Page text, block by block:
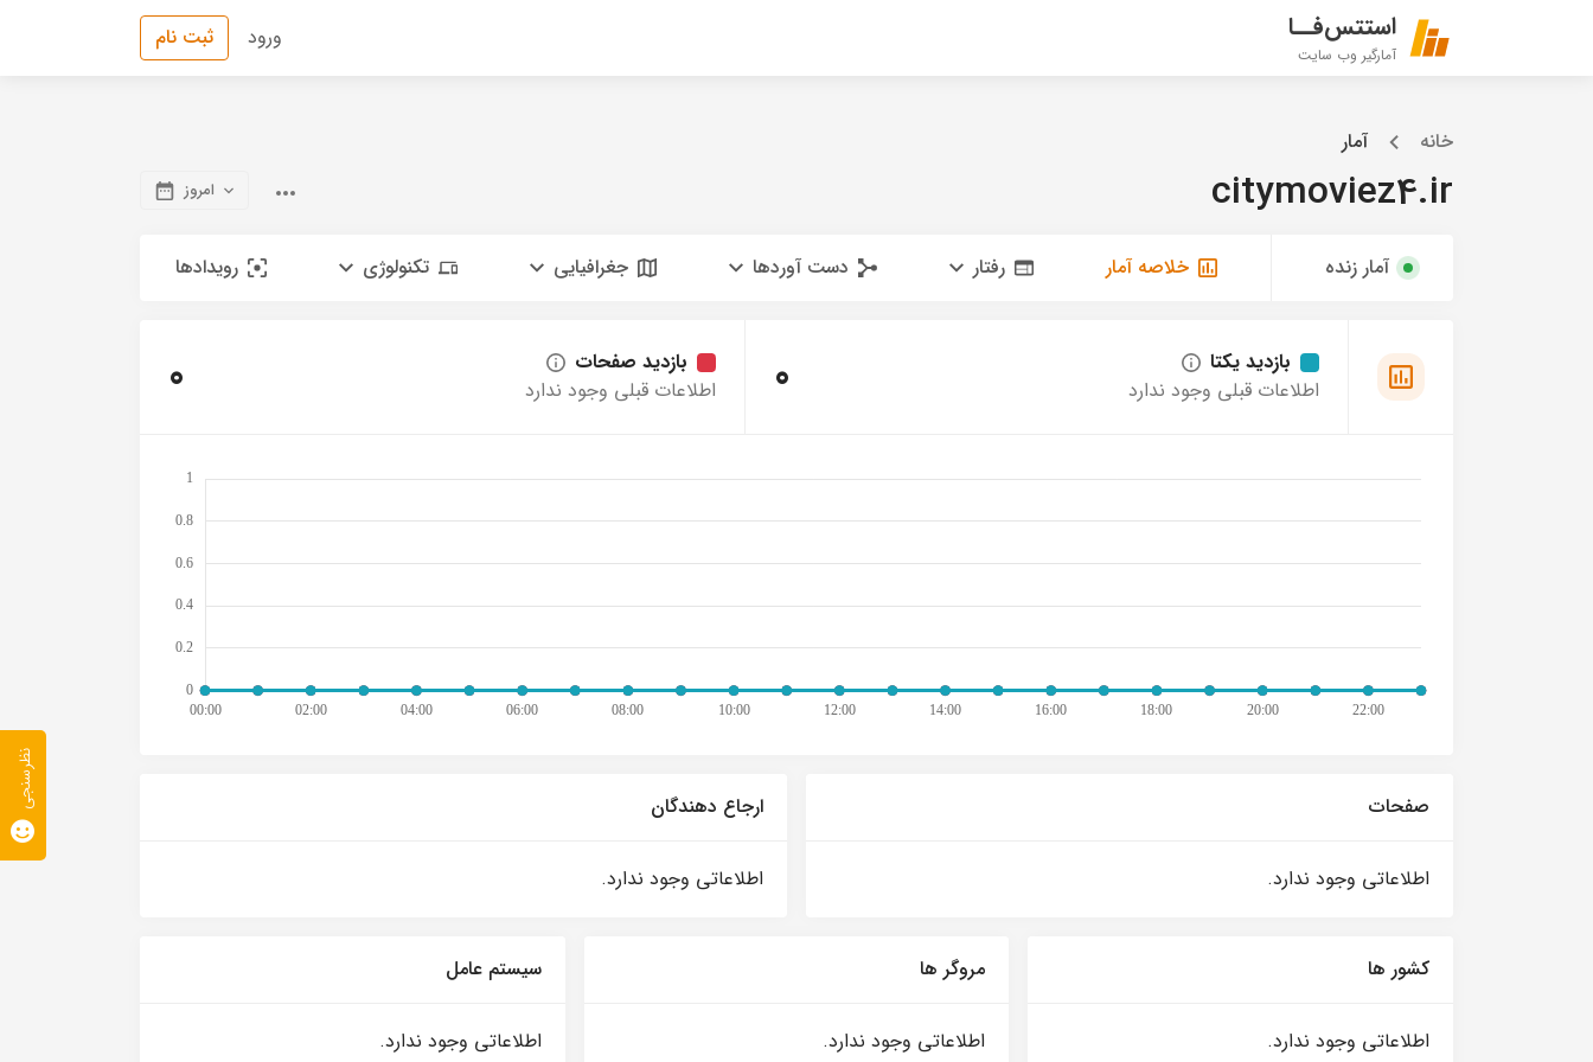
استتس‌فــا
آمارگیر وب سایت
ورود ثبت نام
خانه آمار
citymoviez4.ir امروز
آمار زنده خلاصه آمار رفتار دست آوردها جغرافیایی تکنولوژی رویدادها
بازدید یکتا
اطلاعات قبلی وجود ندارد
0
بازدید صفحات
اطلاعات قبلی وجود ندارد
0
صفحات
اطلاعاتی وجود ندارد.
ارجاع دهندگان
اطلاعاتی وجود ندارد.
کشور ها
اطلاعاتی وجود ندارد.
مروگر ها
اطلاعاتی وجود ندارد.
سیستم عامل
اطلاعاتی وجود ندارد.
نظرسنجی